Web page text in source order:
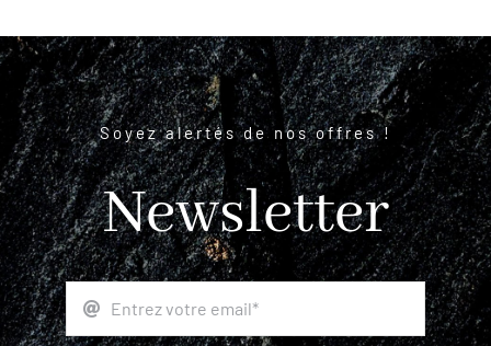
Soyez alertés de nos offres !
Newsletter